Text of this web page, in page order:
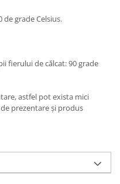
grade Celsius.
fierului de călcat: 90 grade
astfel pot exista mici
prezentare și produs